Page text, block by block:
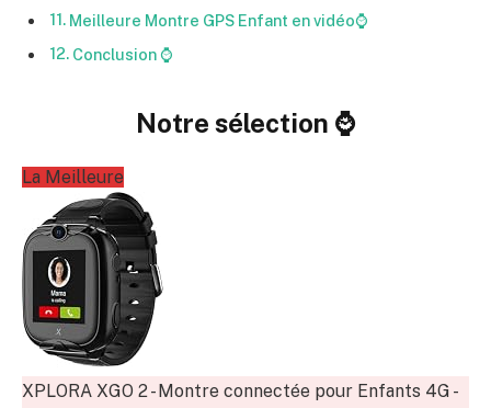
Meilleure Montre GPS Enfant en vidéo⌚
Conclusion ⌚
Notre sélection ⌚
La Meilleure
XPLORA XGO 2 - Montre connectée pour Enfants 4G -